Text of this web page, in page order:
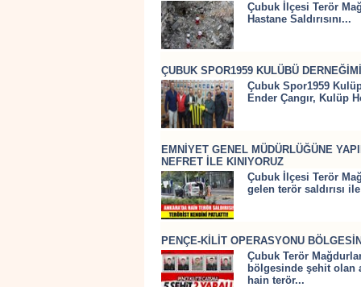
Çubuk İlçesi Terör
Hastane Saldırısını...
ÇUBUK SPOR1959 KULÜBÜ
Çubuk Spor1959
Ender Çangır, Kulüp
EMNİYET GENEL MÜDÜRLÜĞÜNE
NEFRET İLE KINIYORUZ
Çubuk İlçesi Terör
gelen terör saldırısı
PENÇE-KİLİT OPERASYONU
Çubuk Terör
bölgesinde şehit olan
hain terör...